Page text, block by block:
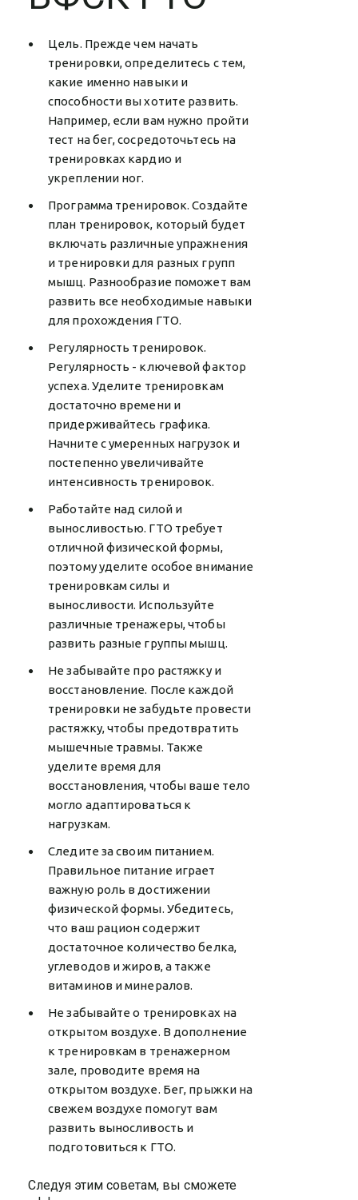
Цель. Прежде чем начать
тренировки, определитесь с тем,
какие именно навыки и
способности вы хотите развить.
Например, если вам нужно пройти
тест на бег, сосредоточьтесь на
тренировках кардио и
укреплении ног.
Программа тренировок. Создайте
план тренировок, который будет
включать различные упражнения
и тренировки для разных групп
мышц. Разнообразие поможет вам
развить все необходимые навыки
для прохождения ГТО.
Регулярность тренировок.
Регулярность - ключевой фактор
успеха. Уделите тренировкам
достаточно времени и
придерживайтесь графика.
Начните с умеренных нагрузок и
постепенно увеличивайте
интенсивность тренировок.
Работайте над силой и
выносливостью. ГТО требует
отличной физической формы,
поэтому уделите особое внимание
тренировкам силы и
выносливости. Используйте
различные тренажеры, чтобы
развить разные группы мышц.
Не забывайте про растяжку и
восстановление. После каждой
тренировки не забудьте провести
растяжку, чтобы предотвратить
мышечные травмы. Также
уделите время для
восстановления, чтобы ваше тело
могло адаптироваться к
нагрузкам.
Следите за своим питанием.
Правильное питание играет
важную роль в достижении
физической формы. Убедитесь,
что ваш рацион содержит
достаточное количество белка,
углеводов и жиров, а также
витаминов и минералов.
Не забывайте о тренировках на
открытом воздухе. В дополнение
к тренировкам в тренажерном
зале, проводите время на
открытом воздухе. Бег, прыжки на
свежем воздухе помогут вам
развить выносливость и
подготовиться к ГТО.
Следуя этим советам, вы сможете